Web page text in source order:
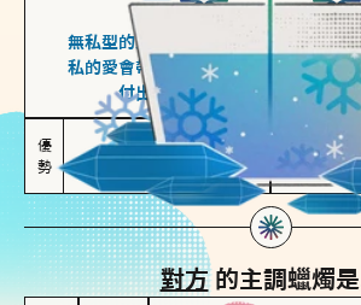
海鹽、雪花
無私型的人傾向用心呵護、滿足另一半
私的愛會帶來緊密的關係連結，但也可
付出中迷失自我，忽略自己真正
優
勢
無私奉獻
讓伴侶感受到關懷
較
易有
對方的主調蠟燭